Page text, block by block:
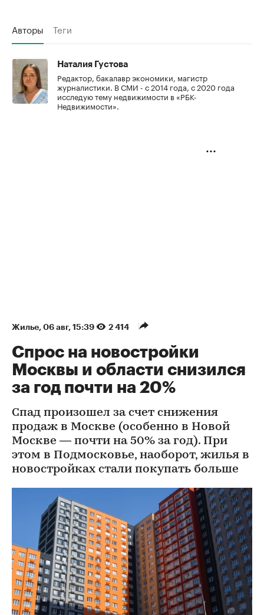
Авторы Теги
Наталия Густова
Редактор, бакалавр экономики, магистр
журналистики. В СМИ - с 2014 года, с 2020 года
исследую тему недвижимости в «РБК-
Недвижимости».
Жилье⁠, 06 авг, 15:39 2 414
Спрос на новостройки
Москвы и области снизился
за год почти на 20%
Спад произошел за счет снижения
продаж в Москве (особенно в Новой
Москве — почти на 50% за год). При
этом в Подмосковье, наоборот, жилья в
новостройках стали покупать больше